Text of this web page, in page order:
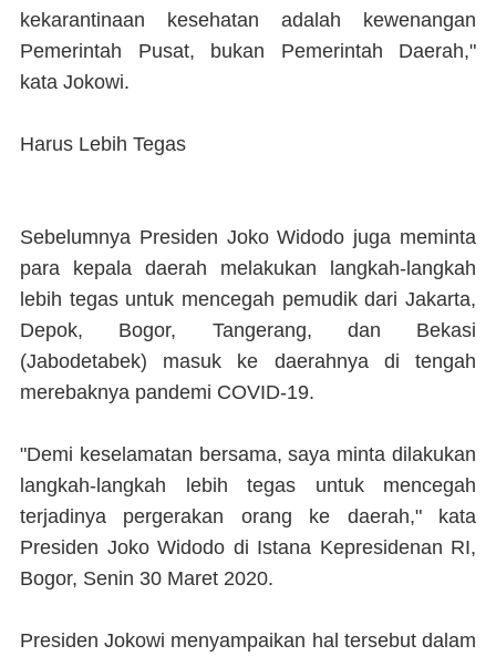
kekarantinaan kesehatan adalah kewenangan
Pemerintah Pusat, bukan Pemerintah Daerah,"
kata Jokowi.
Harus Lebih Tegas
Sebelumnya Presiden Joko Widodo juga meminta
para kepala daerah melakukan langkah-langkah
lebih tegas untuk mencegah pemudik dari Jakarta,
Depok, Bogor, Tangerang, dan Bekasi
(Jabodetabek) masuk ke daerahnya di tengah
merebaknya pandemi COVID-19.
"Demi keselamatan bersama, saya minta dilakukan
langkah-langkah lebih tegas untuk mencegah
terjadinya pergerakan orang ke daerah," kata
Presiden Joko Widodo di Istana Kepresidenan RI,
Bogor, Senin 30 Maret 2020.
Presiden Jokowi menyampaikan hal tersebut dalam